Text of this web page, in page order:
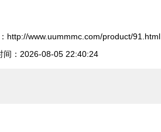
http://www.uummmc.com/product/91.html
间：2026-08-05 22:40:24